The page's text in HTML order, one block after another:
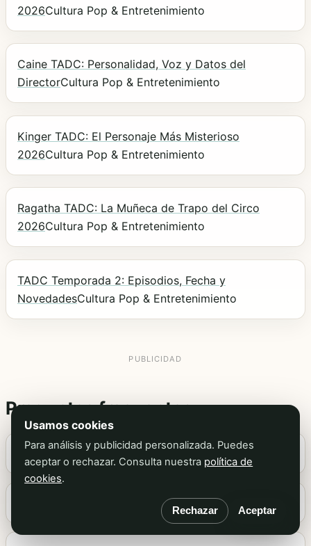
2026Cultura Pop & Entretenimiento
Caine TADC: Personalidad, Voz y Datos del
DirectorCultura Pop & Entretenimiento
Kinger TADC: El Personaje Más Misterioso
2026Cultura Pop & Entretenimiento
Ragatha TADC: La Muñeca de Trapo del Circo
2026Cultura Pop & Entretenimiento
TADC Temporada 2: Episodios, Fecha y
NovedadesCultura Pop & Entretenimiento
Preguntas frecuentes
¿Qué pronombres usa Zooble en TADC?
¿Quién dobla a Zooble en TADC?
Usamos cookies
Para análisis y publicidad personalizada. Puedes
aceptar o rechazar. Consulta nuestra política de
cookies.
Rechazar Aceptar